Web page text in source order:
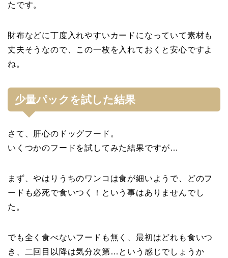
たです。
財布などに丁度入れやすいカードになっていて素材も
丈夫そうなので、この一枚を入れておくと安心ですよ
ね。
少量パックを試した結果
さて、肝心のドッグフード。
いくつかのフードを試してみた結果ですが…
まず、やはりうちのワンコは食が細いようで、どのフ
ードも必死で食いつく！という事はありませんでし
た。
でも全く食べないフードも無く、最初はどれも食いつ
き、二回目以降は気分次第…という感じでしょうか